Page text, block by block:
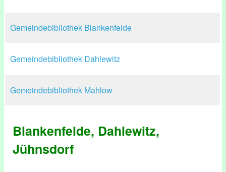
Gemeindebibliothek Blankenfelde
Gemeindebibliothek Dahlewitz
Gemeindebibliothek Mahlow
Blankenfelde, Dahlewitz,
Jühnsdorf